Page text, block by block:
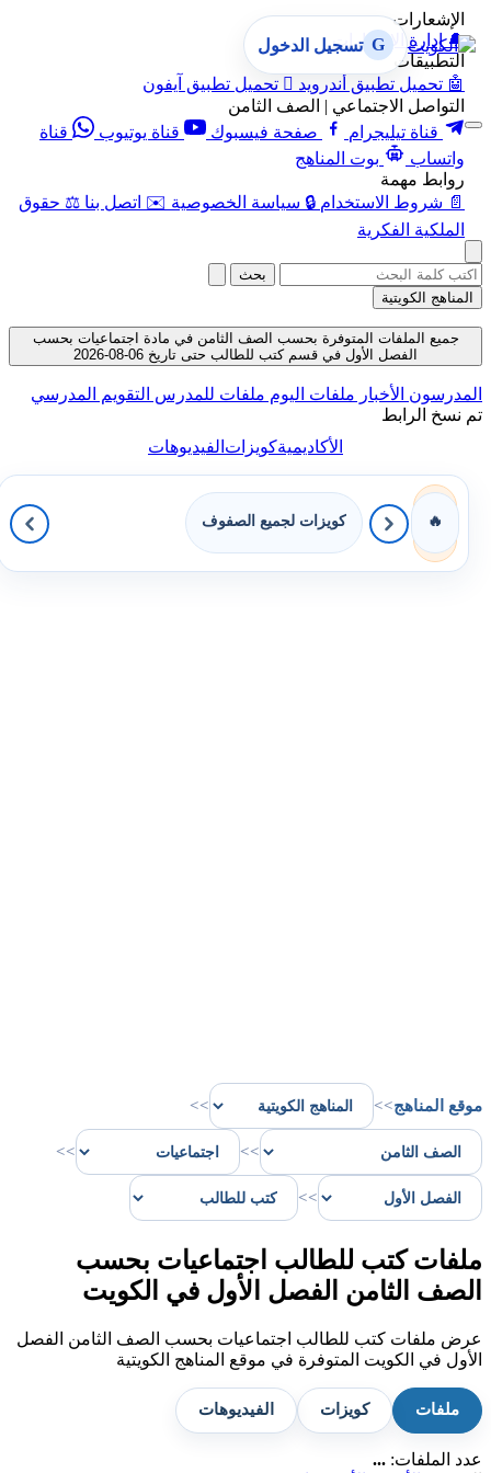
الإشعارات
🔔 إدارة الإشعارات
التطبيقات
🤖 تحميل تطبيق أندرويد  تحميل تطبيق آيفون
التواصل الاجتماعي | الصف الثامن
قناة تيليجرام
صفحة فيسبوك قناة يوتيوب
قناة
واتساب
بوت المناهج
روابط مهمة
📄 شروط الاستخدام 🔒 سياسة الخصوصية ✉️ اتصل بنا ⚖️ حقوق
الملكية الفكرية
G تسجيل الدخول
بحث
المناهج الكويتية
جميع الملفات المتوفرة بحسب الصف الثامن في مادة اجتماعيات بحسب
الفصل الأول في قسم كتب للطالب حتى تاريخ 06-08-2026
المدرسون الأخبار ملفات اليوم ملفات للمدرس التقويم المدرسي
تم نسخ الرابط
الأكاديميةكويزاتالفيديوهات
🔥 كويزات لجميع الصفوف
موقع المناهج>>
>>
>>
>>
>>
ملفات كتب للطالب اجتماعيات بحسب
الصف الثامن الفصل الأول في الكويت
عرض ملفات كتب للطالب اجتماعيات بحسب الصف الثامن الفصل
الأول في الكويت المتوفرة في موقع المناهج الكويتية
ملفات كويزات الفيديوهات
عدد الملفات: ...